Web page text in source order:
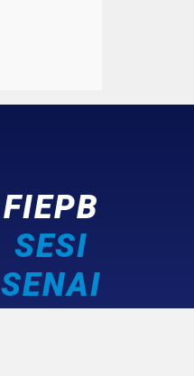
FIEPB
SESI
SENAI